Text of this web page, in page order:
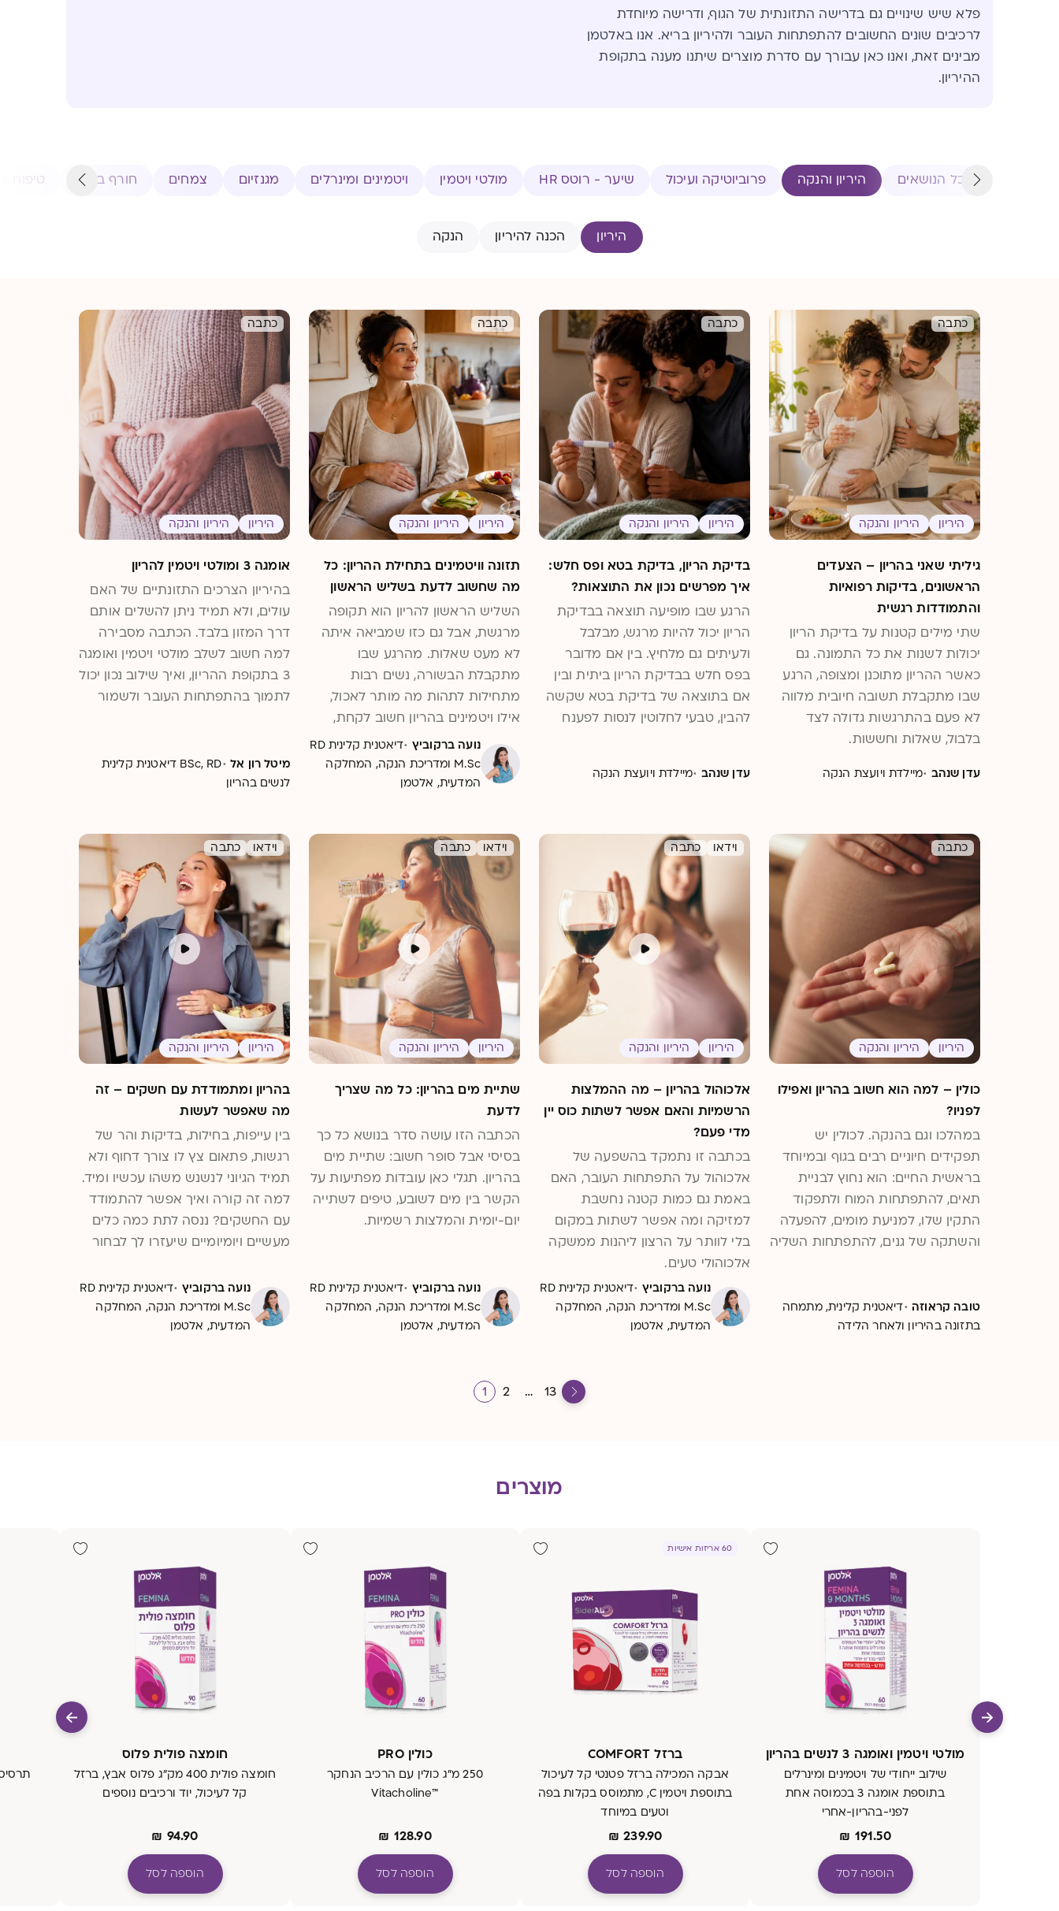
פלא שיש שינויים גם בדרישה התזונתית של הגוף, ודרישה מיוחדת
לרכיבים שונים החשובים להתפתחות העובר ולהיריון בריא. אנו באלטמן
מבינים זאת, ואנו כאן עבורך עם סדרת מוצרים שיתנו מענה בתקופת
ההיריון.
כל הנושאים היריון והנקה פרוביוטיקה ועיכול שיער - רוטס HR מולטי ויטמין ויטמינים ומינרלים מגנזיום צמחים חורף בריא טיפוח BEAUTY
היריון הכנה להיריון הנקה
כתבה
היריון היריון והנקה
גיליתי שאני בהריון – הצעדים
הראשונים, בדיקות רפואיות
והתמודדות רגשית
שתי מילים קטנות על בדיקת הריון
יכולות לשנות את כל התמונה. גם
כאשר ההריון מתוכנן ומצופה, הרגע
שבו מתקבלת תשובה חיובית מלווה
לא פעם בהתרגשות גדולה לצד
בלבול, שאלות וחששות.
עדן שנהב ·מיילדת ויועצת הנקה
כתבה
היריון היריון והנקה
בדיקת הריון, בדיקת בטא ופס חלש:
איך מפרשים נכון את התוצאות?
הרגע שבו מופיעה תוצאה בבדיקת
הריון יכול להיות מרגש, מבלבל
ולעיתים גם מלחיץ. בין אם מדובר
בפס חלש בבדיקת הריון ביתית ובין
אם בתוצאה של בדיקת בטא שקשה
להבין, טבעי לחלוטין לנסות לפענח
סיבה לדאגה? ומתי צריך להמשיך
עדן שנהב ·מיילדת ויועצת הנקה
כתבה
היריון היריון והנקה
תזונה וויטמינים בתחילת ההריון: כל
מה שחשוב לדעת בשליש הראשון
השליש הראשון להריון הוא תקופה
מרגשת, אבל גם כזו שמביאה איתה
לא מעט שאלות. מהרגע שבו
מתקבלת הבשורה, נשים רבות
מתחילות לתהות מה מותר לאכול,
אילו ויטמינים בהריון חשוב לקחת,
האם צריך לשנות את התפריט ומה
באמת קריטי להתפתחות העובר כבר
מהשבועות הראשונים. על כל
נועה ברקוביץ ·
דיאטנית קלינית RD
M.Sc ומדריכת הנקה, המחלקה
המדעית, אלטמן
כתבה
היריון היריון והנקה
אומגה 3 ומולטי ויטמין להריון
בהיריון הצרכים התזונתיים של האם
עולים, ולא תמיד ניתן להשלים אותם
דרך המזון בלבד. הכתבה מסבירה
למה חשוב לשלב מולטי ויטמין ואומגה
3 בתקופת ההריון, ואיך שילוב נכון יכול
לתמוך בהתפתחות העובר ולשמור
מיטל רון אל ·
BSc, RD דיאטנית קלינית
לנשים בהריון
כתבה
היריון היריון והנקה
כולין – למה הוא חשוב בהריון ואפילו
לפניו?
במהלכו וגם בהנקה. לכולין יש
תפקידים חיוניים רבים בגוף ובמיוחד
בראשית החיים: הוא נחוץ לבניית
תאים, להתפתחות המוח ולתפקוד
התקין שלו, למניעת מומים, להפעלה
והשתקה של גנים, להתפתחות השליה
הימים הראשונים לחיים ואיך לקבל
מספיק ממנו
טובה קראוזה ·דיאטנית קלינית, מתמחה
בתזונה בהיריון ולאחר הלידה
וידאו כתבה
היריון היריון והנקה
אלכוהול בהריון – מה ההמלצות
הרשמיות והאם אפשר לשתות כוס יין
מדי פעם?
בכתבה זו נתמקד בהשפעה של
אלכוהול על התפתחות העובר, האם
באמת גם כמות קטנה נחשבת
למזיקה ומה אפשר לשתות במקום
בלי לוותר על הרצון ליהנות ממשקה
אלכוהולי טעים.
נועה ברקוביץ ·
דיאטנית קלינית RD
M.Sc ומדריכת הנקה, המחלקה
המדעית, אלטמן
וידאו כתבה
היריון היריון והנקה
שתיית מים בהריון: כל מה שצריך
לדעת
הכתבה הזו עושה סדר בנושא כל כך
בסיסי אבל סופר חשוב: שתיית מים
בהריון. תגלי כאן עובדות מפתיעות על
הקשר בין מים לשובע, טיפים לשתייה
יום-יומית והמלצות רשמיות.
נועה ברקוביץ ·
דיאטנית קלינית RD
M.Sc ומדריכת הנקה, המחלקה
המדעית, אלטמן
וידאו כתבה
היריון היריון והנקה
בהריון ומתמודדת עם חשקים – זה
מה שאפשר לעשות
בין עייפות, בחילות, בדיקות והר של
רגשות, פתאום צץ לו צורך דחוף ולא
תמיד הגיוני לנשנש משהו עכשיו ומיד.
למה זה קורה ואיך אפשר להתמודד
עם החשקים? ננסה לתת כמה כלים
מעשיים ויומיומיים שיעזרו לך לבחור
נועה ברקוביץ ·
דיאטנית קלינית RD
M.Sc ומדריכת הנקה, המחלקה
המדעית, אלטמן
1 2 … 13
מוצרים
מולטי ויטמין ואומגה 3 לנשים בהריון
שילוב ייחודי של ויטמינים ומינרלים
בתוספת אומגה 3 בכמוסה אחת
לפני-בהריון-אחרי
חדש - בכמוסה אחת
₪ 191.50
הוספה לסל
60 אריזות אישיות
ברזל COMFORT
אבקה המכילה ברזל פטנטי קל לעיכול
בתוספת ויטמין C, מתמוסס בקלות בפה
וטעים במיוחד
₪ 239.90
הוספה לסל
כולין PRO
250 מ"ג כולין עם הרכיב הנחקר
™Vitacholine
₪ 128.90
הוספה לסל
חומצה פולית פלוס
חומצה פולית 400 מק"ג פלוס אבץ, ברזל
קל לעיכול, יוד ורכיבים נוספים
₪ 94.90
הוספה לסל